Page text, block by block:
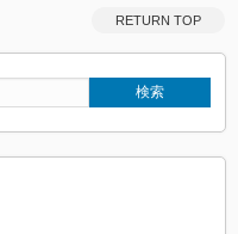
RETURN TOP